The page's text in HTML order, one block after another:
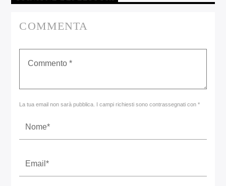
COMMENTA
La tua email non sarà pubblica. I campi richiesti sono contrassegnati con *